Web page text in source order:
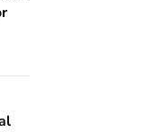
niet veranderen'